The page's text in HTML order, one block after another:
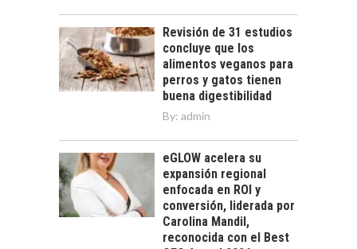
Revisión de 31 estudios
concluye que los
alimentos veganos para
perros y gatos tienen
buena digestibilidad
By: admin
eGLOW acelera su
expansión regional
enfocada en ROI y
conversión, liderada por
Carolina Mandil,
reconocida con el Best